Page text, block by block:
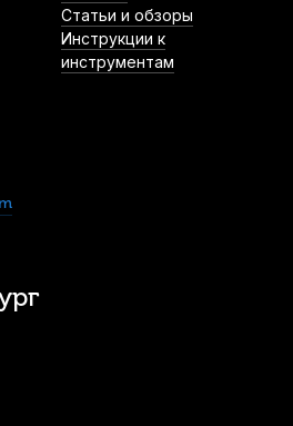
Статьи и обзоры
Инструкции к
инструментам